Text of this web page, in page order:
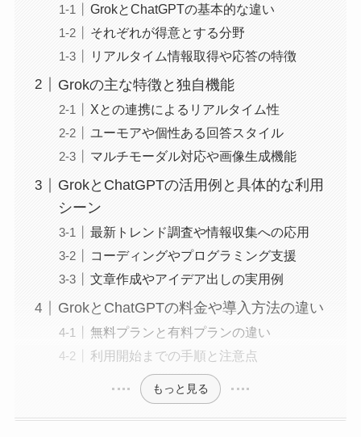
GrokとChatGPTの基本的な違い
それぞれが得意とする分野
リアルタイム情報取得や応答の特徴
Grokの主な特徴と独自機能
Xとの連携によるリアルタイム性
ユーモアや個性ある回答スタイル
マルチモーダル対応や画像生成機能
GrokとChatGPTの活用例と具体的な利用
シーン
最新トレンド調査や情報収集への応用
コーディングやプログラミング支援
文章作成やアイデア出しの実用例
GrokとChatGPTの料金や導入方法の違い
無料プランと有料プランの違い
利用開始までの手順と注意点
もっと見る